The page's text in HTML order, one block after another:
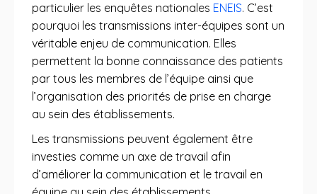
particulier les enquêtes nationales ENEIS. C’est
pourquoi les transmissions inter-équipes sont un
véritable enjeu de communication. Elles
permettent la bonne connaissance des patients
par tous les membres de l’équipe ainsi que
l’organisation des priorités de prise en charge
au sein des établissements.
Les transmissions peuvent également être
investies comme un axe de travail afin
d’améliorer la communication et le travail en